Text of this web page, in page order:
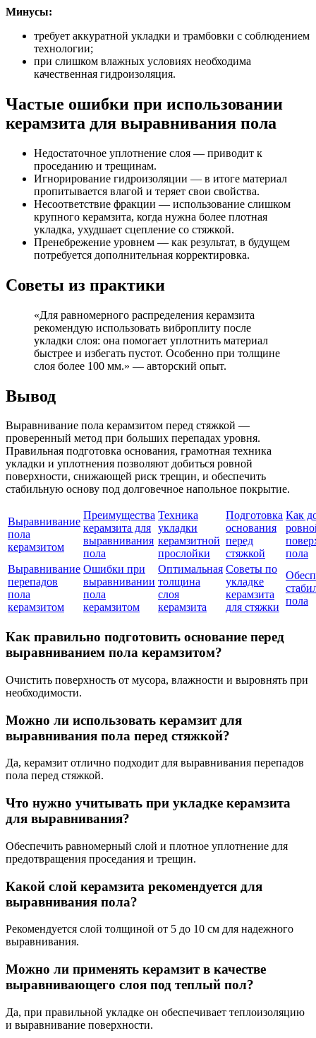
Минусы:
требует аккуратной укладки и трамбовки с соблюдением
технологии;
при слишком влажных условиях необходима
качественная гидроизоляция.
Частые ошибки при использовании
керамзита для выравнивания пола
Недостаточное уплотнение слоя — приводит к
проседанию и трещинам.
Игнорирование гидроизоляции — в итоге материал
пропитывается влагой и теряет свои свойства.
Несоответствие фракции — использование слишком
крупного керамзита, когда нужна более плотная
укладка, ухудшает сцепление со стяжкой.
Пренебрежение уровнем — как результат, в будущем
потребуется дополнительная корректировка.
Советы из практики
«Для равномерного распределения керамзита
рекомендую использовать виброплиту после
укладки слоя: она помогает уплотнить материал
быстрее и избегать пустот. Особенно при толщине
слоя более 100 мм.» — авторский опыт.
Вывод
Выравнивание пола керамзитом перед стяжкой —
проверенный метод при больших перепадах уровня.
Правильная подготовка основания, грамотная техника
укладки и уплотнения позволяют добиться ровной
поверхности, снижающей риск трещин, и обеспечить
стабильную основу под долговечное напольное покрытие.
Выравнивание
пола
керамзитом
Преимущества
керамзита для
выравнивания
пола
Техника
укладки
керамзитной
прослойки
Подготовка
основания
перед
стяжкой
Как
пола
Выравнивание
перепадов
пола
керамзитом
Ошибки при
выравнивании
пола
керамзитом
Оптимальная
толщина
слоя
керамзита
Советы по
укладке
керамзита
для стяжки
пола
Как правильно подготовить основание перед
выравниванием пола керамзитом?
Очистить поверхность от мусора, влажности и выровнять при
необходимости.
Можно ли использовать керамзит для
выравнивания пола перед стяжкой?
Да, керамзит отлично подходит для выравнивания перепадов
пола перед стяжкой.
Что нужно учитывать при укладке керамзита
для выравнивания?
Обеспечить равномерный слой и плотное уплотнение для
предотвращения проседания и трещин.
Какой слой керамзита рекомендуется для
выравнивания пола?
Рекомендуется слой толщиной от 5 до 10 см для надежного
выравнивания.
Можно ли применять керамзит в качестве
выравнивающего слоя под теплый пол?
Да, при правильной укладке он обеспечивает теплоизоляцию
и выравнивание поверхности.